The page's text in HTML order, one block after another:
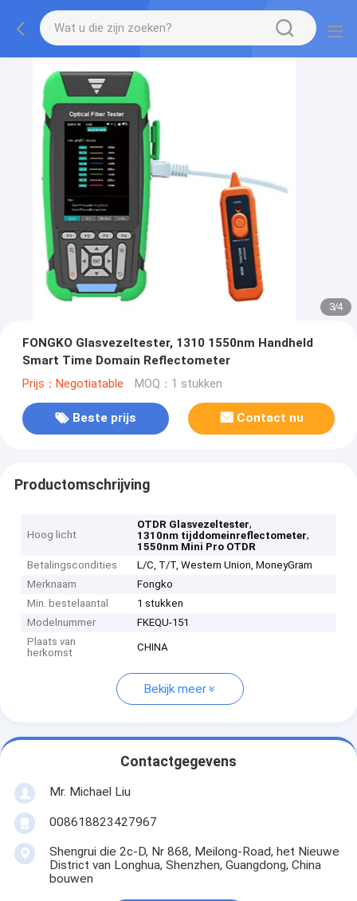
3/4
FONGKO Glasvezeltester, 1310 1550nm Handheld
Smart Time Domain Reflectometer
Prijs：Negotiatable MOQ：1 stukken
Beste prijs Contact nu
Productomschrijving
Hoog licht
OTDR Glasvezeltester,
1310nm tijddomeinreflectometer,
1550nm Mini Pro OTDR
Betalingscondities
L/C, T/T, Western Union, MoneyGram
Merknaam
Fongko
Min. bestelaantal
1 stukken
Modelnummer
FKEQU-151
Plaats van
herkomst
CHINA
Bekijk meer
Contactgegevens
Mr. Michael Liu
008618823427967
Shengrui die 2c-D, Nr 868, Meilong-Road, het Nieuwe
District van Longhua, Shenzhen, Guangdong, China
bouwen